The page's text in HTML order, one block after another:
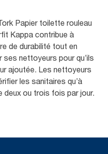
Papier toilette rouleau
Kappa contribue à
de durabilité tout en
nettoyeurs pour qu’ils
ajoutée. Les nettoyeurs
les sanitaires qu’à
deux ou trois fois par jour.